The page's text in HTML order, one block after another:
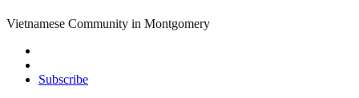
Vietnamese Community in Montgomery
Subscribe